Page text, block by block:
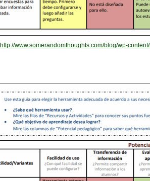
http://www.somerandomthoughts.com/blog/wp-